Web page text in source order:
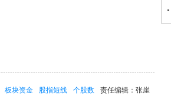
责任编辑：张崖
板块资金 股指短线
个股数